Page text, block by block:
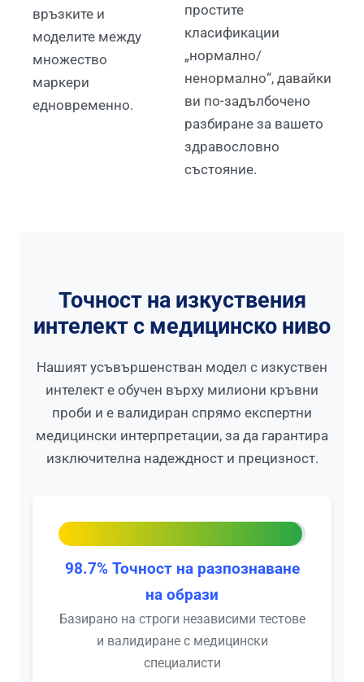
връзките и
моделите между
множество
маркери
едновременно.
простите
класификации
„нормално/
ненормално“, давайки
ви по-задълбочено
разбиране за вашето
здравословно
състояние.
Точност на изкуствения
интелект с медицинско ниво
Нашият усъвършенстван модел с изкуствен
интелект е обучен върху милиони кръвни
проби и е валидиран спрямо експертни
медицински интерпретации, за да гарантира
изключителна надеждност и прецизност.
98.7% Точност на разпознаване
на образи
Базирано на строги независими тестове
и валидиране с медицински
специалисти